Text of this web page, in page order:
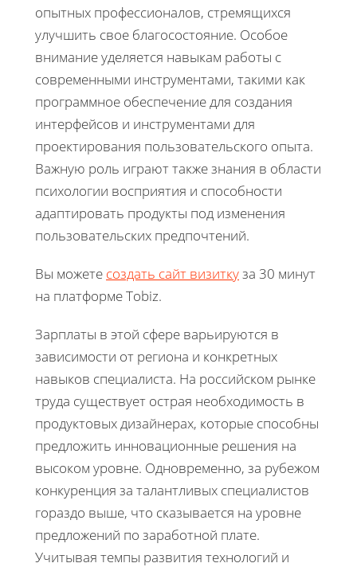
опытных профессионалов, стремящихся
улучшить свое благосостояние. Особое
внимание уделяется навыкам работы с
современными инструментами, такими как
программное обеспечение для создания
интерфейсов и инструментами для
проектирования пользовательского опыта.
Важную роль играют также знания в области
психологии восприятия и способности
адаптировать продукты под изменения
пользовательских предпочтений.
Вы можете создать сайт визиткуза 30 минут
на платформе Tobiz.
Зарплаты в этой сфере варьируются в
зависимости от региона и конкретных
навыков специалиста. На российском рынке
труда существует острая необходимость в
продуктовых дизайнерах, которые способны
предложить инновационные решения на
высоком уровне. Одновременно, за рубежом
конкуренция за талантливых специалистов
гораздо выше, что сказывается на уровне
предложений по заработной плате.
Учитывая темпы развития технологий и